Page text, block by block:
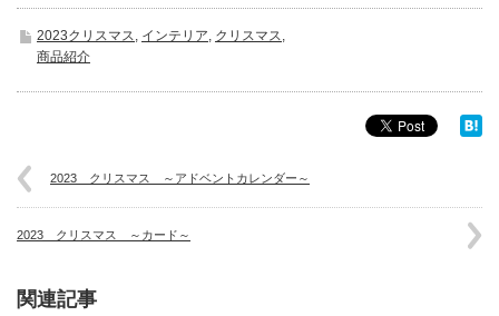
2023クリスマス, インテリア, クリスマス,
商品紹介
2023 クリスマス ～アドベントカレンダー～
2023 クリスマス ～カード～
関連記事